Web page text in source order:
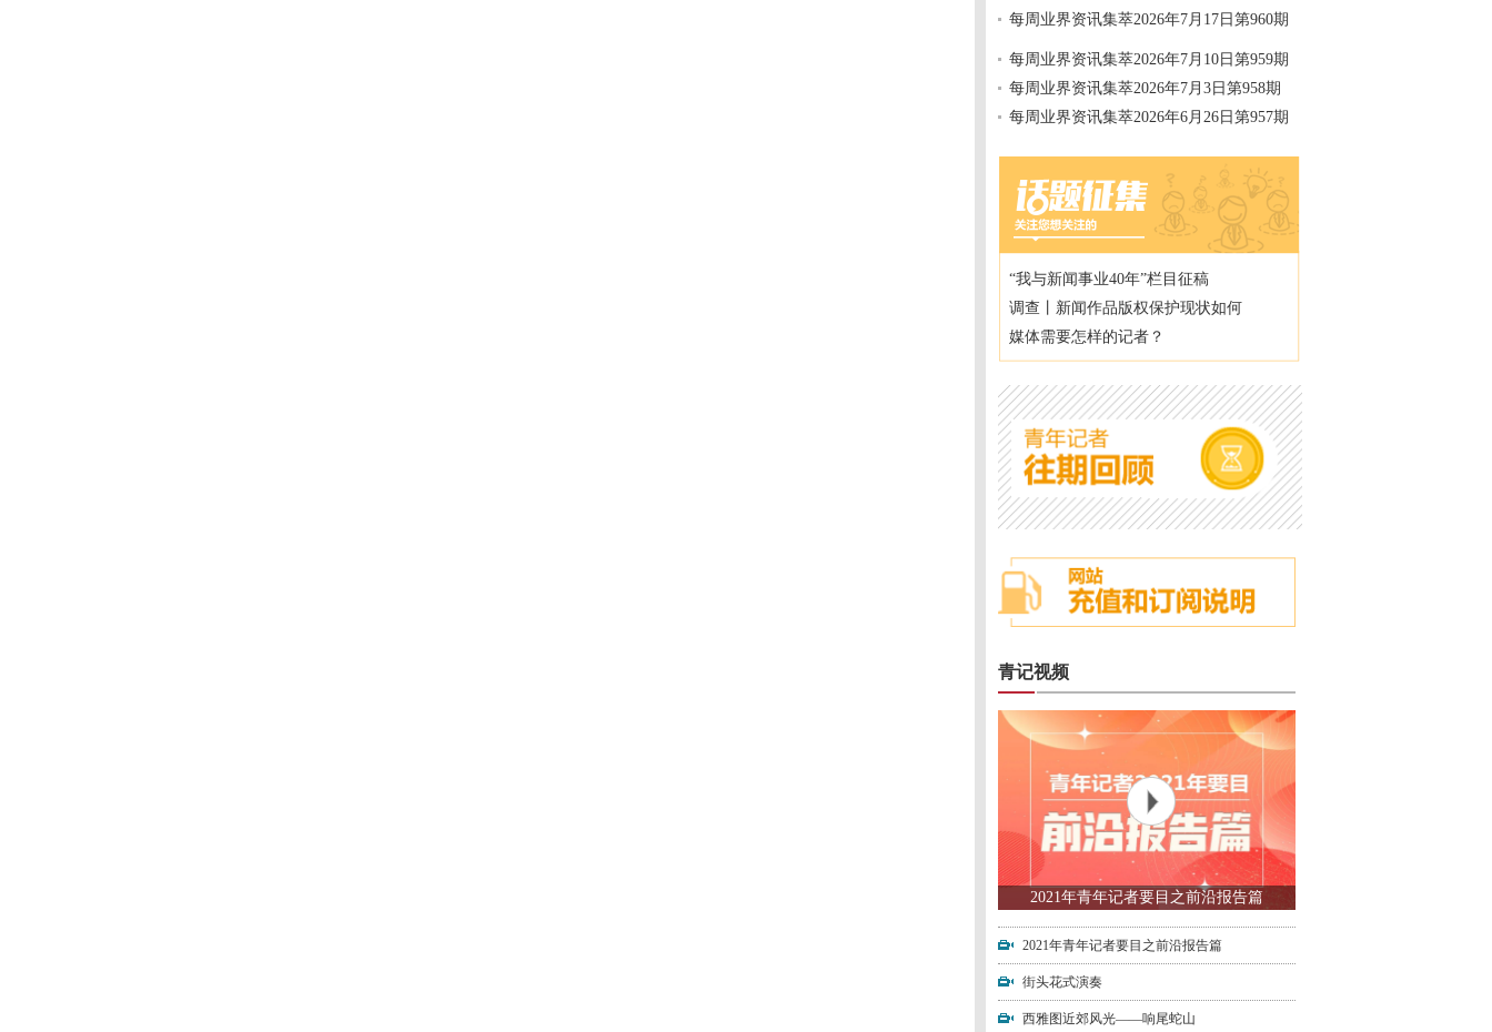
每周业界资讯集萃2026年7月17日第960期
每周业界资讯集萃2026年7月10日第959期
每周业界资讯集萃2026年7月3日第958期
每周业界资讯集萃2026年6月26日第957期
“我与新闻事业40年”栏目征稿
调查丨新闻作品版权保护现状如何
媒体需要怎样的记者？
青记视频
2021年青年记者要目之前沿报告篇
2021年青年记者要目之前沿报告篇
街头花式演奏
西雅图近郊风光——响尾蛇山